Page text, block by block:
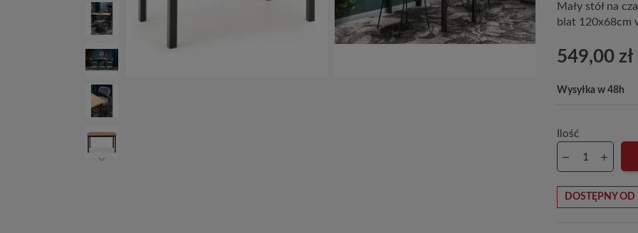
Mały stół na
blat 120x68cm
549,00 zł
Wysyłka w 48h
Ilość
DOSTĘPNY